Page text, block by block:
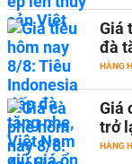
Giá
đà
HÀNG
Giá
trở
HÀNG